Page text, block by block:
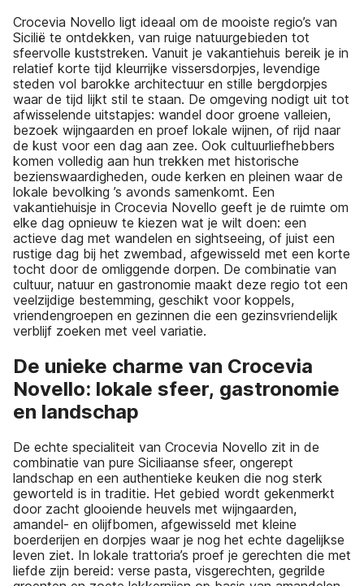
Crocevia Novello ligt ideaal om de mooiste regio’s van
Sicilië te ontdekken, van ruige natuurgebieden tot
sfeervolle kuststreken. Vanuit je vakantiehuis bereik je in
relatief korte tijd kleurrijke vissersdorpjes, levendige
steden vol barokke architectuur en stille bergdorpjes
waar de tijd lijkt stil te staan. De omgeving nodigt uit tot
afwisselende uitstapjes: wandel door groene valleien,
bezoek wijngaarden en proef lokale wijnen, of rijd naar
de kust voor een dag aan zee. Ook cultuurliefhebbers
komen volledig aan hun trekken met historische
bezienswaardigheden, oude kerken en pleinen waar de
lokale bevolking ’s avonds samenkomt. Een
vakantiehuisje in Crocevia Novello geeft je de ruimte om
elke dag opnieuw te kiezen wat je wilt doen: een
actieve dag met wandelen en sightseeing, of juist een
rustige dag bij het zwembad, afgewisseld met een korte
tocht door de omliggende dorpen. De combinatie van
cultuur, natuur en gastronomie maakt deze regio tot een
veelzijdige bestemming, geschikt voor koppels,
vriendengroepen en gezinnen die een gezinsvriendelijk
verblijf zoeken met veel variatie.
De unieke charme van Crocevia
Novello: lokale sfeer, gastronomie
en landschap
De echte specialiteit van Crocevia Novello zit in de
combinatie van pure Siciliaanse sfeer, ongerept
landschap en een authentieke keuken die nog sterk
geworteld is in traditie. Het gebied wordt gekenmerkt
door zacht glooiende heuvels met wijngaarden,
amandel- en olijfbomen, afgewisseld met kleine
boerderijen en dorpjes waar je nog het echte dagelijkse
leven ziet. In lokale trattoria’s proef je gerechten die met
liefde zijn bereid: verse pasta, visgerechten, gegrilde